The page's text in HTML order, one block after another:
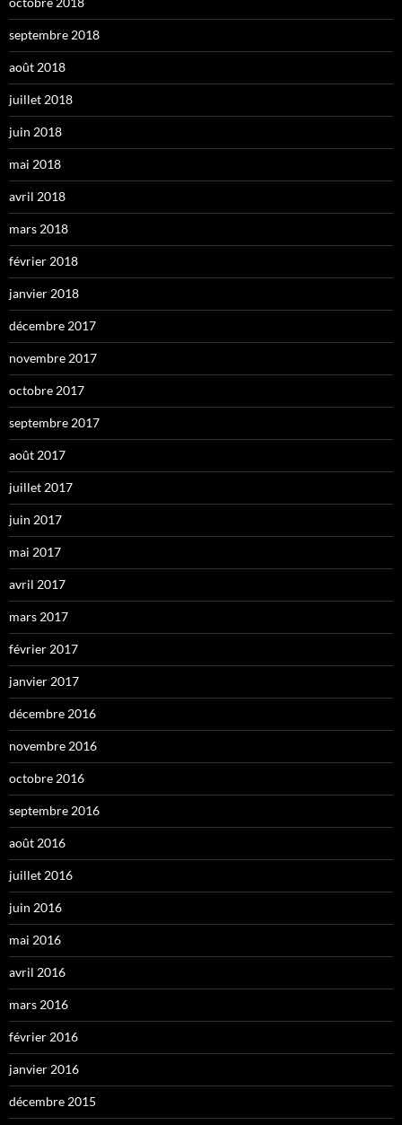
septembre 2018
août 2018
juillet 2018
juin 2018
mai 2018
avril 2018
mars 2018
février 2018
janvier 2018
décembre 2017
novembre 2017
octobre 2017
septembre 2017
août 2017
juillet 2017
juin 2017
mai 2017
avril 2017
mars 2017
février 2017
janvier 2017
décembre 2016
novembre 2016
octobre 2016
septembre 2016
août 2016
juillet 2016
juin 2016
mai 2016
avril 2016
mars 2016
février 2016
janvier 2016
décembre 2015